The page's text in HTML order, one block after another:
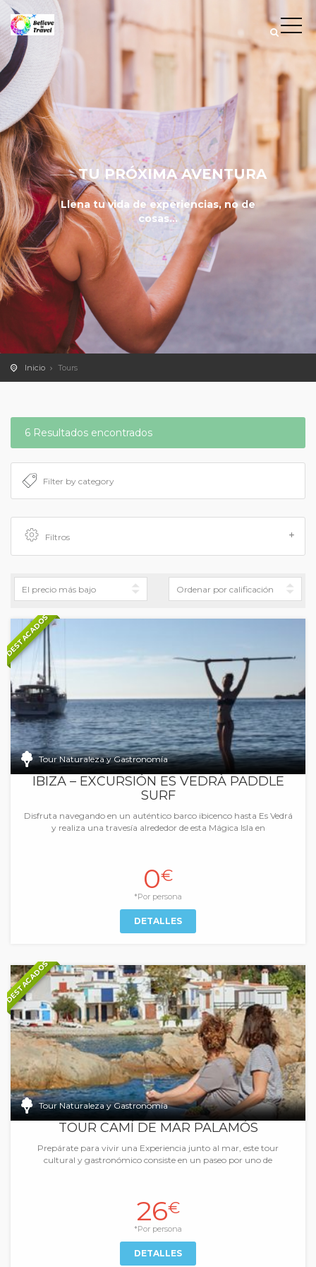
TU PRÓXIMA AVENTURA
Llena tu vida de experiencias, no de
cosas...
Inicio Tours
6 Resultados encontrados
Filtros
DESTACADOS
Tour Naturaleza y Gastronomía
IBIZA – EXCURSIÓN ES VEDRÀ PADDLE
SURF
Disfruta navegando en un auténtico barco ibicenco hasta Es Vedrá
y realiza una travesía alrededor de esta Mágica Isla en
0€
*Por persona
DETALLES
DESTACADOS
Tour Naturaleza y Gastronomía
TOUR CAMÍ DE MAR PALAMÓS
Prepárate para vivir una Experiencia junto al mar, este tour
cultural y gastronómico consiste en un paseo por uno de
26€
*Por persona
DETALLES